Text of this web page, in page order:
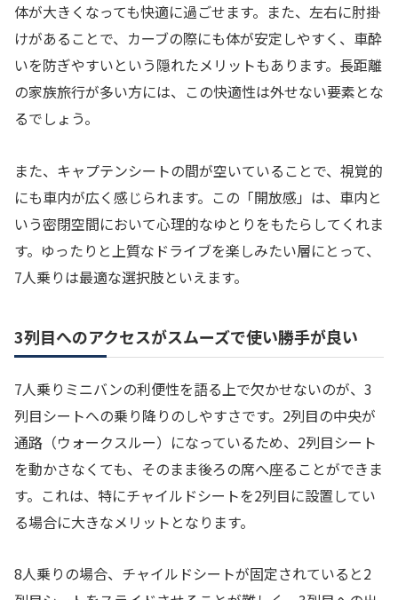
体が大きくなっても快適に過ごせます。また、左右に肘掛
けがあることで、カーブの際にも体が安定しやすく、車酔
いを防ぎやすいという隠れたメリットもあります。長距離
の家族旅行が多い方には、この快適性は外せない要素とな
るでしょう。
また、キャプテンシートの間が空いていることで、視覚的
にも車内が広く感じられます。この「開放感」は、車内と
いう密閉空間において心理的なゆとりをもたらしてくれま
す。ゆったりと上質なドライブを楽しみたい層にとって、
7人乗りは最適な選択肢といえます。
3列目へのアクセスがスムーズで使い勝手が良い
7人乗りミニバンの利便性を語る上で欠かせないのが、3
列目シートへの乗り降りのしやすさです。2列目の中央が
通路（ウォークスルー）になっているため、2列目シート
を動かさなくても、そのまま後ろの席へ座ることができま
す。これは、特にチャイルドシートを2列目に設置してい
る場合に大きなメリットとなります。
8人乗りの場合、チャイルドシートが固定されていると2